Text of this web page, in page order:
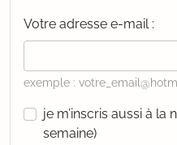
Votre adresse e-mail :
exemple :
je m’inscris aussi à la
semaine)